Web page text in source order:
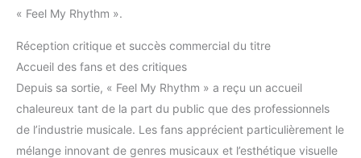
« Feel My Rhythm ».
Réception critique et succès commercial du titre
Accueil des fans et des critiques
Depuis sa sortie, « Feel My Rhythm » a reçu un accueil
chaleureux tant de la part du public que des professionnels
de l’industrie musicale. Les fans apprécient particulièrement le
mélange innovant de genres musicaux et l’esthétique visuelle